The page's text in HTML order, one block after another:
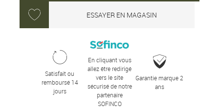
ESSAYER EN MAGASIN
Satisfait ou
remboursé 14
jours
En cliquant vous
allez être redirigé
vers le site
sécurisé de notre
partenaire
SOFINCO
Garantie marque 2
ans